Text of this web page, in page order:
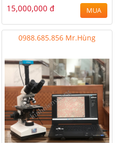
15,000,000 đ MUA
0988.685.856 Mr.Hùng